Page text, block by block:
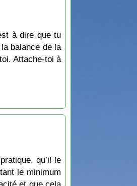
à dire que tu
balance de la
Attache-toi à
qu’il le
le minimum
et que cela